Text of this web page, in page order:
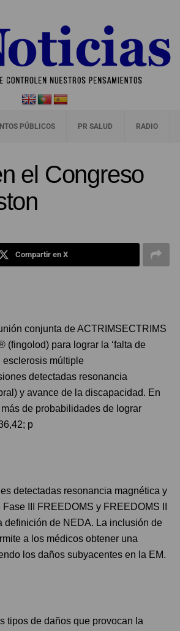
PÚBLICOS PR SALUD RADIO
el Congreso
Compartir en X
conjunta de ACTRIMSECTRIMS
(fingolod) para lograr la ‘falta de
esclerosis múltiple
detectadas resonancia
y avance de la discapacidad. En
de probabilidades de lograr
p
detectadas resonancia magnética y
III FREEDOMS y FREEDOMS II
definición de NEDA. La inclusión de
a los médicos obtener una
los daños subyacentes en la EM.
tipos de daños que provocan la